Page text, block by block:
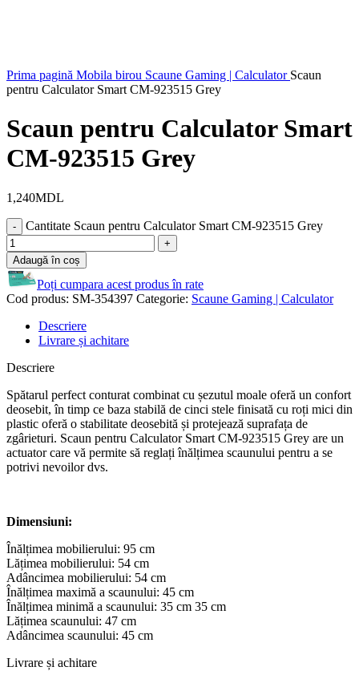
Prima pagină Mobila birou Scaune Gaming | Calculator Scaun
pentru Calculator Smart CM-923515 Grey
Scaun pentru Calculator Smart
CM-923515 Grey
1,240MDL
Cantitate Scaun pentru Calculator Smart CM-923515 Grey
Adaugă în coș
Poți cumpara acest produs în rate
Cod produs: SM-354397 Categorie: Scaune Gaming | Calculator
Descriere
Livrare și achitare
Descriere
Spătarul perfect conturat combinat cu șezutul moale oferă un confort
deosebit, în timp ce baza stabilă de cinci stele finisată cu roți mici din
plastic oferă o stabilitate deosebită și protejează suprafața de
zgârieturi. Scaun pentru Calculator Smart CM-923515 Grey are un
actuator care vă permite să reglați înălțimea scaunului pentru a se
potrivi nevoilor dvs.
Dimensiuni:
Înălțimea mobilierului: 95 cm
Lățimea mobilierului: 54 cm
Adâncimea mobilierului: 54 cm
Înălțimea maximă a scaunului: 45 cm
Înălțimea minimă a scaunului: 35 cm 35 cm
Lățimea scaunului: 47 cm
Adâncimea scaunului: 45 cm
Livrare și achitare